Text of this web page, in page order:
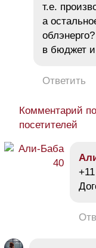
т.е.
а
в бюджет и
Ответить
Комментарий
посетителей
+11